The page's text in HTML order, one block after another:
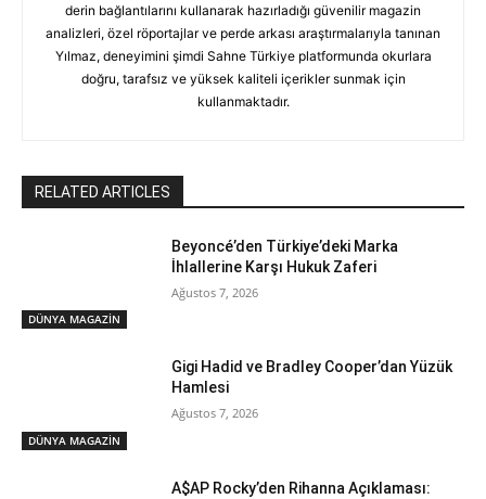
derin bağlantılarını kullanarak hazırladığı güvenilir magazin
analizleri, özel röportajlar ve perde arkası araştırmalarıyla tanınan
Yılmaz, deneyimini şimdi Sahne Türkiye platformunda okurlara
doğru, tarafsız ve yüksek kaliteli içerikler sunmak için
kullanmaktadır.
RELATED ARTICLES
DÜNYA MAGAZİN
Beyoncé’den Türkiye’deki Marka
İhlallerine Karşı Hukuk Zaferi
Ağustos 7, 2026
DÜNYA MAGAZİN
Gigi Hadid ve Bradley Cooper’dan Yüzük
Hamlesi
Ağustos 7, 2026
A$AP Rocky’den Rihanna Açıklaması: